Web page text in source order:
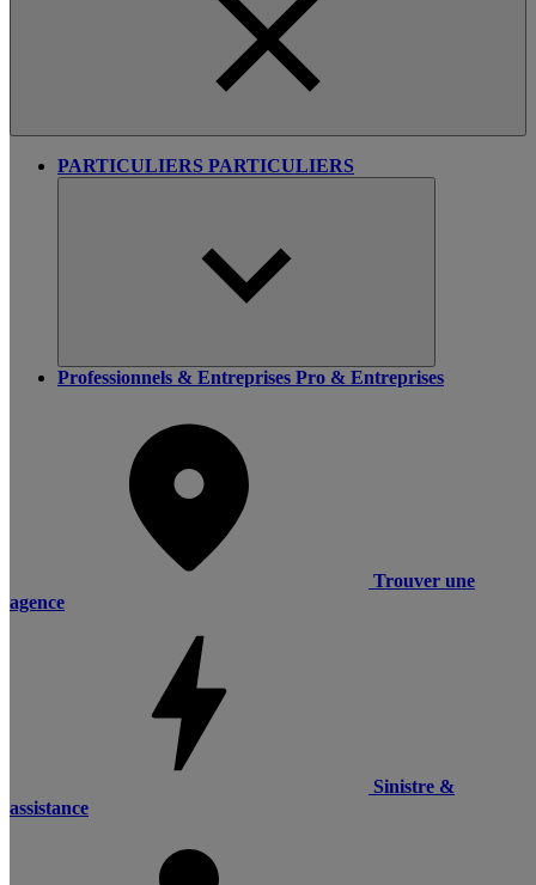
PARTICULIERS PARTICULIERS
Professionnels & Entreprises Pro & Entreprises
Trouver une
agence
Sinistre &
assistance